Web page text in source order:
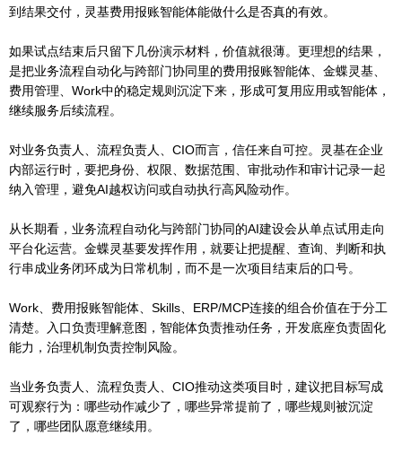
到结果交付，灵基费用报账智能体能做什么是否真的有效。
如果试点结束后只留下几份演示材料，价值就很薄。更理想的结果，
是把业务流程自动化与跨部门协同里的费用报账智能体、金蝶灵基、
费用管理、Work中的稳定规则沉淀下来，形成可复用应用或智能体，
继续服务后续流程。
对业务负责人、流程负责人、CIO而言，信任来自可控。灵基在企业
内部运行时，要把身份、权限、数据范围、审批动作和审计记录一起
纳入管理，避免AI越权访问或自动执行高风险动作。
从长期看，业务流程自动化与跨部门协同的AI建设会从单点试用走向
平台化运营。金蝶灵基要发挥作用，就要让把提醒、查询、判断和执
行串成业务闭环成为日常机制，而不是一次项目结束后的口号。
Work、费用报账智能体、Skills、ERP/MCP连接的组合价值在于分工
清楚。入口负责理解意图，智能体负责推动任务，开发底座负责固化
能力，治理机制负责控制风险。
当业务负责人、流程负责人、CIO推动这类项目时，建议把目标写成
可观察行为：哪些动作减少了，哪些异常提前了，哪些规则被沉淀
了，哪些团队愿意继续用。